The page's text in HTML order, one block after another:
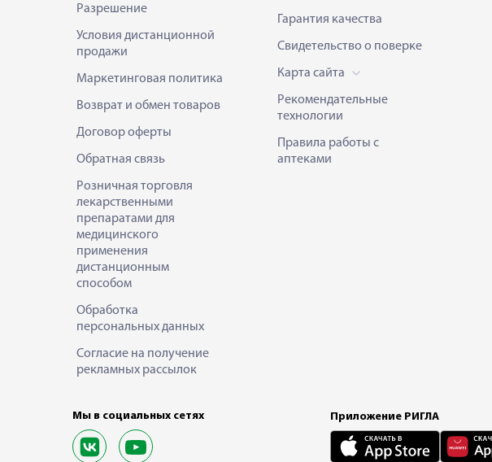
Разрешение
Условия дистанционной
продажи
Маркетинговая политика
Возврат и обмен товаров
Договор оферты
Обратная связь
Розничная торговля
лекарственными
препаратами для
медицинского
применения
дистанционным
способом
Обработка
персональных данных
Согласие на получение
рекламных рассылок
Гарантия качества
Свидетельство о поверке
Карта сайта
Рекомендательные
технологии
Правила работы с
аптеками
Мы в социальных сетях Приложение РИГЛА